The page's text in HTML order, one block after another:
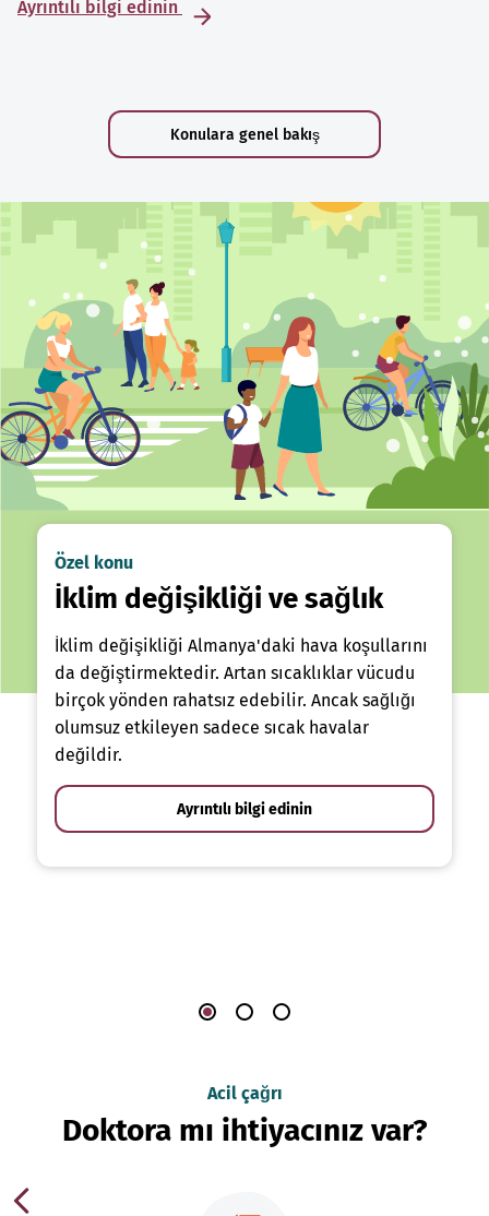
Ayrıntılı bilgi edinin
Konulara genel bakış
Özel konu
İklim değişikliği ve sağlık
İklim değişikliği Almanya'daki hava koşullarını
da değiştirmektedir. Artan sıcaklıklar vücudu
birçok yönden rahatsız edebilir. Ancak sağlığı
olumsuz etkileyen sadece sıcak havalar
değildir.
Ayrıntılı bilgi edinin
Acil çağrı
Doktora mı ihtiyacınız var?